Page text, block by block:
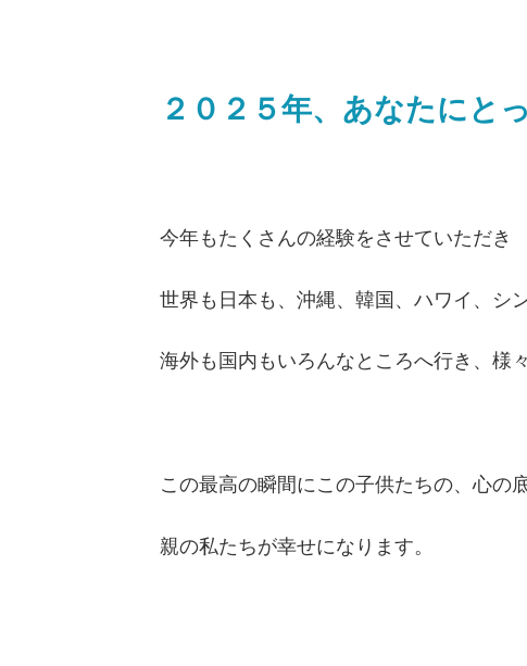
２０２５年、あなたにと
今年もたくさんの経験をさせていただき
世界も日本も、沖縄、韓国、ハワイ、シ
海外も国内もいろんなところへ行き、様
この最高の瞬間にこの子供たちの、心の
親の私たちが幸せになります。